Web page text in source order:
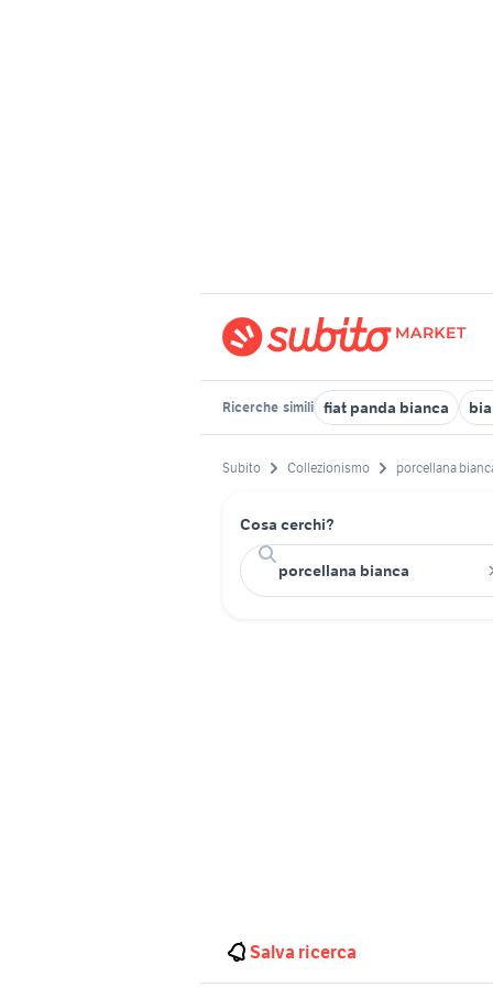
Ricerche simili fiat panda bianca
Subito Collezionismo porcellana
Cosa cerchi?
Salva ricerca